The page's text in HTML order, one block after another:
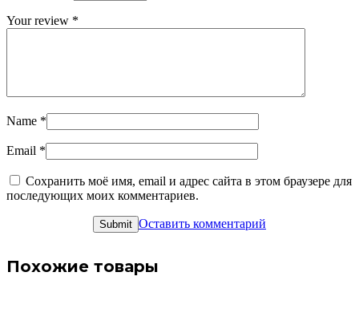
Your review *
Name *
Email *
Сохранить моё имя, email и адрес сайта в этом браузере для
последующих моих комментариев.
Оставить комментарий
Похожие товары